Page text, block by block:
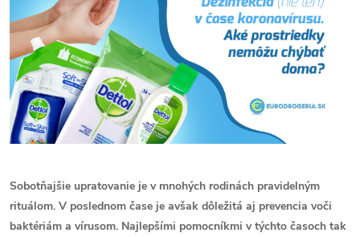
Sobotňajšie upratovanie je v mnohých rodinách pravidelným
rituálom. V poslednom čase je avšak dôležitá aj prevencia voči
baktériám a vírusom. Najlepšími pomocníkmi v týchto časoch tak